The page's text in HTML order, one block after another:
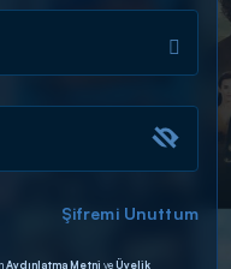
Şifremi Unuttum
Aydınlatma Metni veÜyelik